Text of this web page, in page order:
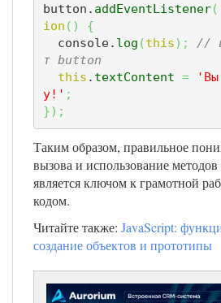
button. addEventListener(
ion ( )
{
  console.
log (this) ;
//
т button
this . textContent =
'Вы
у!' ;
}) ;
Таким образом, правильное
вызова и использование
является ключом к грамотной
кодом.
Читайте также: JavaScript:
создание объектов и прототипы